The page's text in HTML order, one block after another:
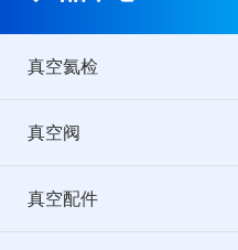
真空氦检
真空阀
真空配件